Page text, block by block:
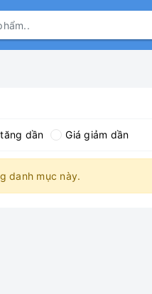
dần Giá giảm dần
danh mục này.